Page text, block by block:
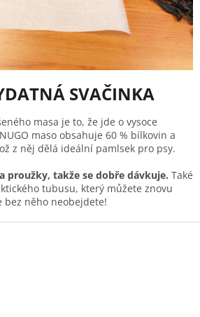
SVAČINKA
masa je to, že jde o vysoce
maso obsahuje 60 % bílkovin a
z něj dělá ideální pamlsek pro psy.
proužky, takže se dobře dávkuje. Také
tubusu, který můžete znovu
bez něho neobejdete!